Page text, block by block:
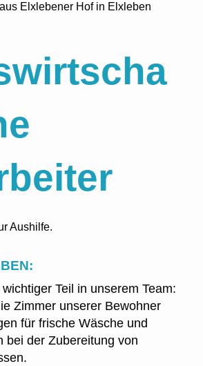
Elxlebener Hof in Elxleben
Aushilfe.
Teil in unserem Team:
Zimmer unserer Bewohner
für frische Wäsche und
bei der Zubereitung von